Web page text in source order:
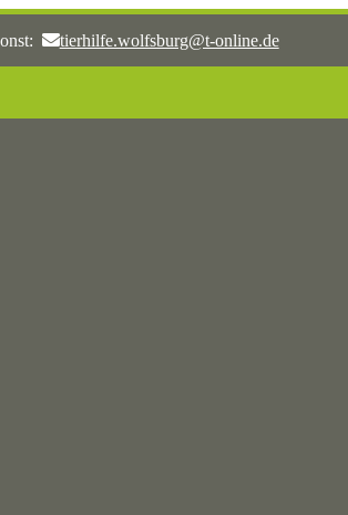
tierhilfe.wolfsburg@t-online.de